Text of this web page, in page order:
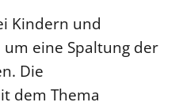
Kindern und
um eine Spaltung der
Die
dem Thema